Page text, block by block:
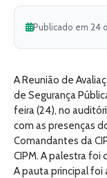
Publicado em 24
A Reunião de
de Segurança
feira (24), no
com as presenças
Comandantes da
CIPM. A palestra foi
A pauta principal